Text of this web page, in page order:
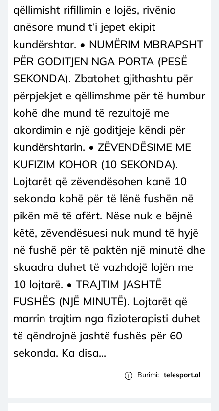
qëllimisht rifillimin e lojës, rivënia
anësore mund t’i jepet ekipit
kundërshtar. • NUMËRIM MBRAPSHT
PËR GODITJEN NGA PORTA (PESË
SEKONDA). Zbatohet gjithashtu për
përpjekjet e qëllimshme për të humbur
kohë dhe mund të rezultojë me
akordimin e një goditjeje këndi për
kundërshtarin. • ZËVENDËSIME ME
KUFIZIM KOHOR (10 SEKONDA).
Lojtarët që zëvendësohen kanë 10
sekonda kohë për të lënë fushën në
pikën më të afërt. Nëse nuk e bëjnë
këtë, zëvendësuesi nuk mund të hyjë
në fushë për të paktën një minutë dhe
skuadra duhet të vazhdojë lojën me
10 lojtarë. • TRAJTIM JASHTË
FUSHËS (NJË MINUTË). Lojtarët që
marrin trajtim nga fizioterapisti duhet
të qëndrojnë jashtë fushës për 60
sekonda. Ka disa...
Burimi: telesport.al